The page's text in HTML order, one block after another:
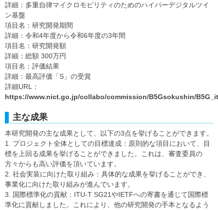
詳細：多重自律マイクロモビリティのためのハイパーデジタルツイ
ン基盤
項目名：研究開発期間
詳細：令和4年度から令和6年度の3年間
項目名：研究開発額
詳細：総額 300万円
項目名：評価結果
詳細：最高評価「S」の受賞
詳細URL：
https://www.nict.go.jp/collabo/commission/B5Gsokushin/
主な成果
本研究開発の主な成果として、以下の3点を挙げることができます。
1. プロジェクト全体としての目標達成：原則的な項目において、目
標を上回る成果を挙げることができました。これは、審査委員の
方々からも高い評価を頂いています。
2. 社会実装に向けた取り組み：具体的な成果を挙げることができ、
事業化に向けた取り組みが進んでいます。
3. 国際標準化の貢献：ITU-T SG21やIETFへの寄書を通じて国際標
準化に貢献しました。これにより、他の研究開発の手本となるよう